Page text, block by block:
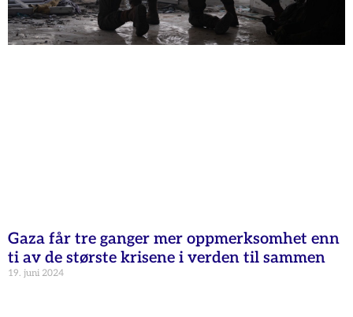
Gaza får tre ganger mer oppmerksomhet enn
ti av de største krisene i verden til sammen
19. juni 2024